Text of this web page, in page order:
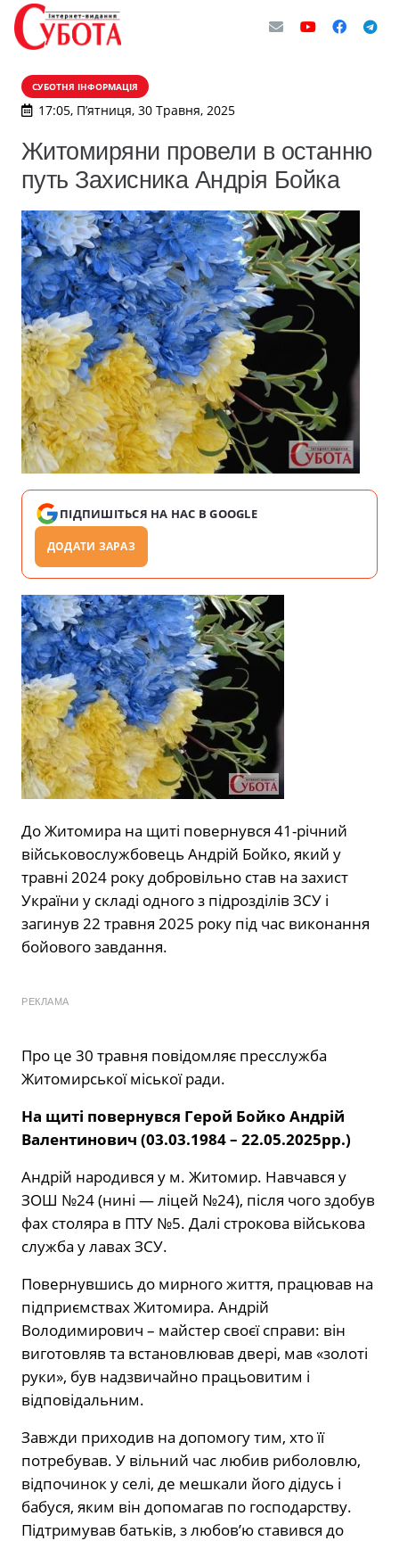
СУБОТНЯ ІНФОРМАЦІЯ
17:05, П’ятниця, 30 Травня, 2025
Житомиряни провели в останню
путь Захисника Андрія Бойка
ПІДПИШІТЬСЯ НА НАС В GOOGLE
ДОДАТИ ЗАРАЗ
До Житомира на щиті повернувся 41-річний
військовослужбовець Андрій Бойко, який у
травні 2024 року добровільно став на захист
України у складі одного з підрозділів ЗСУ і
загинув 22 травня 2025 року під час виконання
бойового завдання.
РЕКЛАМА
Про це 30 травня повідомляє пресслужба
Житомирської міської ради.
На щиті повернувся Герой Бойко Андрій
Валентинович (03.03.1984 – 22.05.2025рр.)
Андрій народився у м. Житомир. Навчався у
ЗОШ №24 (нині — ліцей №24), після чого здобув
фах столяра в ПТУ №5. Далі строкова військова
служба у лавах ЗСУ.
Повернувшись до мирного життя, працював на
підприємствах Житомира. Андрій
Володимирович – майстер своєї справи: він
виготовляв та встановлював двері, мав «золоті
руки», був надзвичайно працьовитим і
відповідальним.
Завжди приходив на допомогу тим, хто її
потребував. У вільний час любив риболовлю,
відпочинок у селі, де мешкали його дідусь і
бабуся, яким він допомагав по господарству.
Підтримував батьків, з любов’ю ставився до